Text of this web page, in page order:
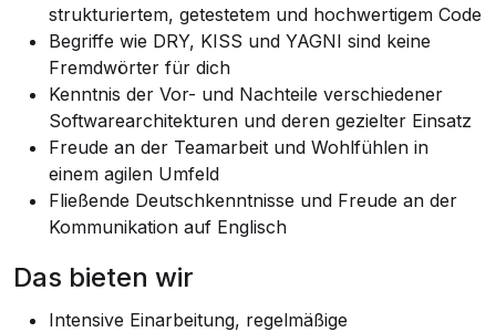
strukturiertem, getestetem und hochwertigem Code
Begriffe wie DRY, KISS und YAGNI sind keine
Fremdwörter für dich
Kenntnis der Vor- und Nachteile verschiedener
Softwarearchitekturen und deren gezielter Einsatz
Freude an der Teamarbeit und Wohlfühlen in
einem agilen Umfeld
Fließende Deutschkenntnisse und Freude an der
Kommunikation auf Englisch
Das bieten wir
Intensive Einarbeitung, regelmäßige